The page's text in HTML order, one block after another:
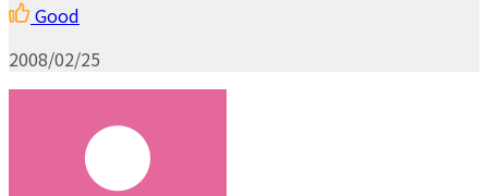
Good
2008/02/25